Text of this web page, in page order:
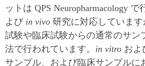
ットは QPS Neuropharmacology で
よび in vivo 研究に対応していま
試験や臨床試験からの通常のサン
法で行われています。 in vitro およ
サンプル、および臨床サンプルに